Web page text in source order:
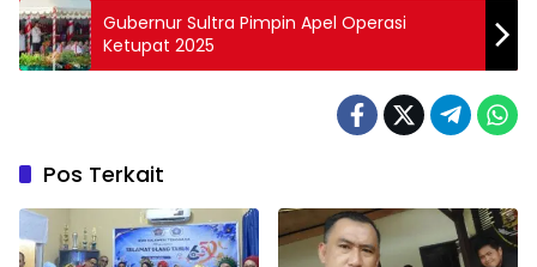
Gubernur Sultra Pimpin Apel Operasi
Ketupat 2025
Pos Terkait